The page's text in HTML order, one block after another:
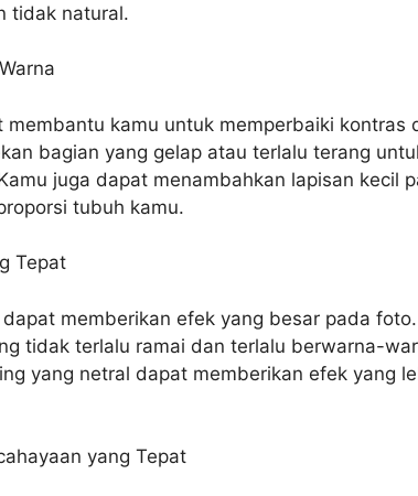
tidak natural.
membantu kamu untuk memperbaiki kontras
bagian yang gelap atau terlalu terang
juga dapat menambahkan lapisan kecil
tubuh kamu.
Tepat
memberikan efek yang besar pada
tidak terlalu ramai dan terlalu berwarna-
yang netral dapat memberikan efek yang
yang Tepat